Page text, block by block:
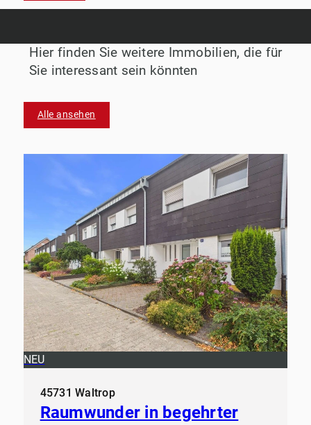
Hier finden Sie weitere Immobilien, die für
Sie interessant sein könnten
Alle ansehen
NEU
45731 Waltrop
Raumwunder in begehrter